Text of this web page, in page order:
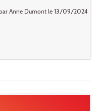
Anne Dumont le 13/09/2024